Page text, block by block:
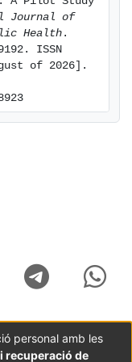
and may
prior to
Journal of
Health .
ISSN
of 2026].
personal amb les
recuperació de